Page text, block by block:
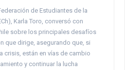
de Estudiantes de la
Karla Toro, conversó con
sobre los principales desafíos
que dirige, asegurando que, si
crisis, están en vías de cambio
y continuar la lucha